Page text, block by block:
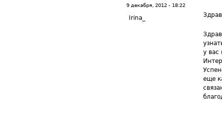
9 декабря, 2012 - 18:22
Irina_
у вас
еще